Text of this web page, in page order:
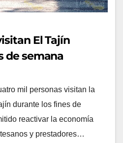
El Tajín
de semana
mil personas visitan la
durante los fines de
reactivar la economía
y prestadores…